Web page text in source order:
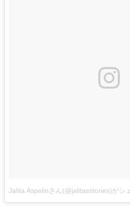
Jalita Aspelinさん(@jalitasstories)がシ